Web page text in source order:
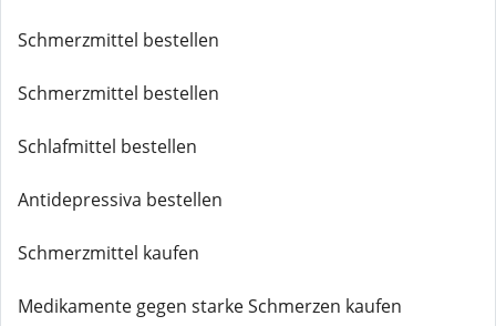
Schmerzmittel bestellen
Schmerzmittel bestellen
Schlafmittel bestellen
Antidepressiva bestellen
Schmerzmittel kaufen
Medikamente gegen starke Schmerzen kaufen